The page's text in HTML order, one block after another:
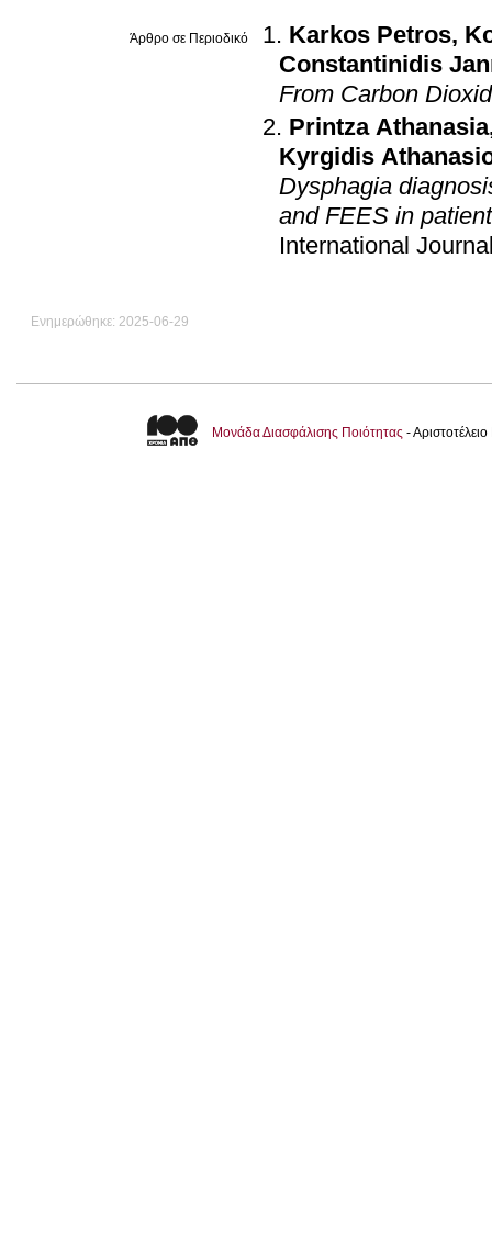
Άρθρο σε Περιοδικό Karkos Petros,
Constantinidis
From Carbon
Printza Athanasia
Kyrgidis
Dysphagia
and FEES in
International
Ενημερώθηκε: 2025-06-29
Μονάδα Διασφάλισης Ποιότητας -